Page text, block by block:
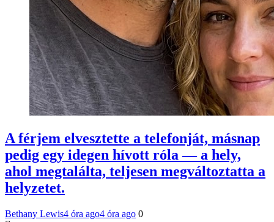
A férjem elvesztette a telefonját, másnap
pedig egy idegen hívott róla — a hely,
ahol megtalálta, teljesen megváltoztatta a
helyzetet.
Bethany Lewis4 óra ago4 óra ago 0